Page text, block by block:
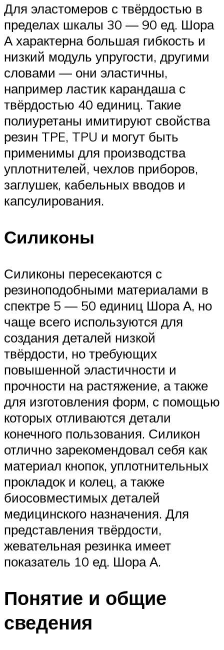
Для эластомеров с твёрдостью в
пределах шкалы 30 — 90 ед. Шора
А характерна большая гибкость и
низкий модуль упругости, другими
словами — они эластичны,
например ластик карандаша с
твёрдостью 40 единиц. Такие
полиуретаны имитируют свойства
резин TPE, TPU и могут быть
применимы для производства
уплотнителей, чехлов приборов,
заглушек, кабельных вводов и
капсулирования.
Силиконы
Силиконы пересекаются с
резиноподобными материалами в
спектре 5 — 50 единиц Шора А, но
чаще всего используются для
создания деталей низкой
твёрдости, но требующих
повышенной эластичности и
прочности на растяжение, а также
для изготовления форм, с помощью
которых отливаются детали
конечного пользования. Силикон
отлично зарекомендовал себя как
материал кнопок, уплотнительных
прокладок и колец, а также
биосовместимых деталей
медицинского назначения. Для
представления твёрдости,
жевательная резинка имеет
показатель 10 ед. Шора А.
Понятие и общие
сведения